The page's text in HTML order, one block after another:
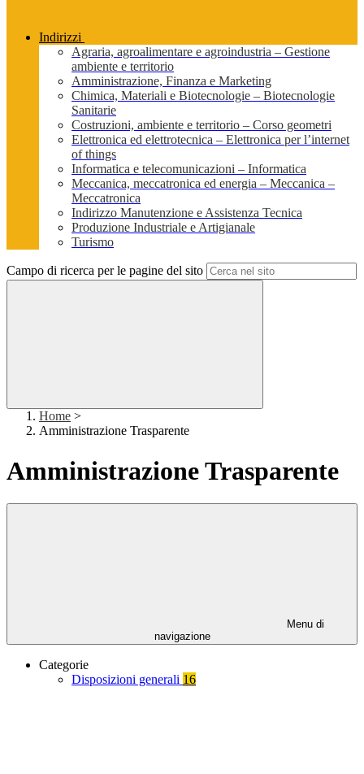
Indirizzi
Agraria, agroalimentare e agroindustria – Gestione
ambiente e territorio
Amministrazione, Finanza e Marketing
Chimica, Materiali e Biotecnologie – Biotecnologie
Sanitarie
Costruzioni, ambiente e territorio – Corso geometri
Elettronica ed elettrotecnica – Elettronica per l’internet
of things
Informatica e telecomunicazioni – Informatica
Meccanica, meccatronica ed energia – Meccanica –
Meccatronica
Indirizzo Manutenzione e Assistenza Tecnica
Produzione Industriale e Artigianale
Turismo
Campo di ricerca per le pagine del sito
Home >
Amministrazione Trasparente
Amministrazione Trasparente
Menu di
navigazione
Categorie
Disposizioni generali 16